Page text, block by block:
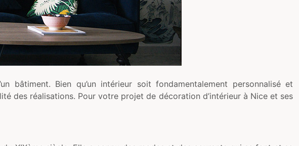
bâtiment. Bien qu’un intérieur soit fondamentalement personnalisé et
des réalisations. Pour votre projet de décoration d’intérieur à Nice et ses